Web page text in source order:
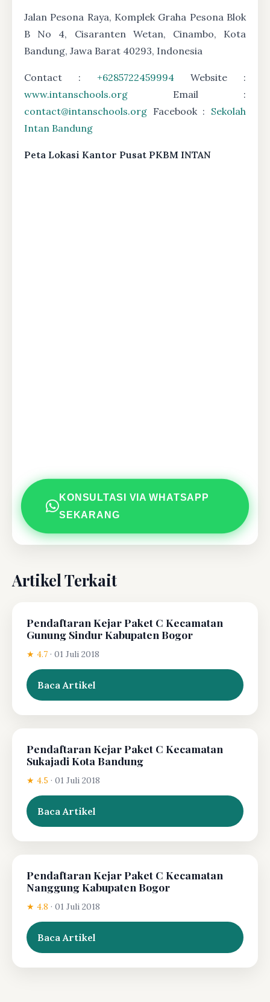
Jalan Pesona Raya, Komplek Graha Pesona Blok
B No 4, Cisaranten Wetan, Cinambo, Kota
Bandung, Jawa Barat 40293, Indonesia
Contact : +6285722459994 Website :
www.intanschools.org Email :
contact@intanschools.org Facebook : Sekolah
Intan Bandung
Peta Lokasi Kantor Pusat PKBM INTAN
KONSULTASI VIA WHATSAPP
SEKARANG
Artikel Terkait
Pendaftaran Kejar Paket C Kecamatan
Gunung Sindur Kabupaten Bogor
★ 4.7 · 01 Juli 2018
Baca Artikel
Pendaftaran Kejar Paket C Kecamatan
Sukajadi Kota Bandung
★ 4.5 · 01 Juli 2018
Baca Artikel
Pendaftaran Kejar Paket C Kecamatan
Nanggung Kabupaten Bogor
★ 4.8 · 01 Juli 2018
Baca Artikel